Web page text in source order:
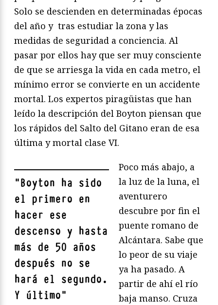
Solo se descienden en determinadas épocas
del año y tras estudiar la zona y las
medidas de seguridad a conciencia. Al
pasar por ellos hay que ser muy consciente
de que se arriesga la vida en cada metro, el
mínimo error se convierte en un accidente
mortal. Los expertos piragüistas que han
leído la descripción del Boyton piensan que
los rápidos del Salto del Gitano eran de esa
última y mortal clase VI.
"Boyton ha sido
el primero en
hacer ese
descenso y hasta
más de 50 años
después no se
hará el segundo.
Y último"
Poco más abajo, a
la luz de la luna, el
aventurero
descubre por fin el
puente romano de
Alcántara. Sabe que
lo peor de su viaje
ya ha pasado. A
partir de ahí el río
baja manso. Cruza